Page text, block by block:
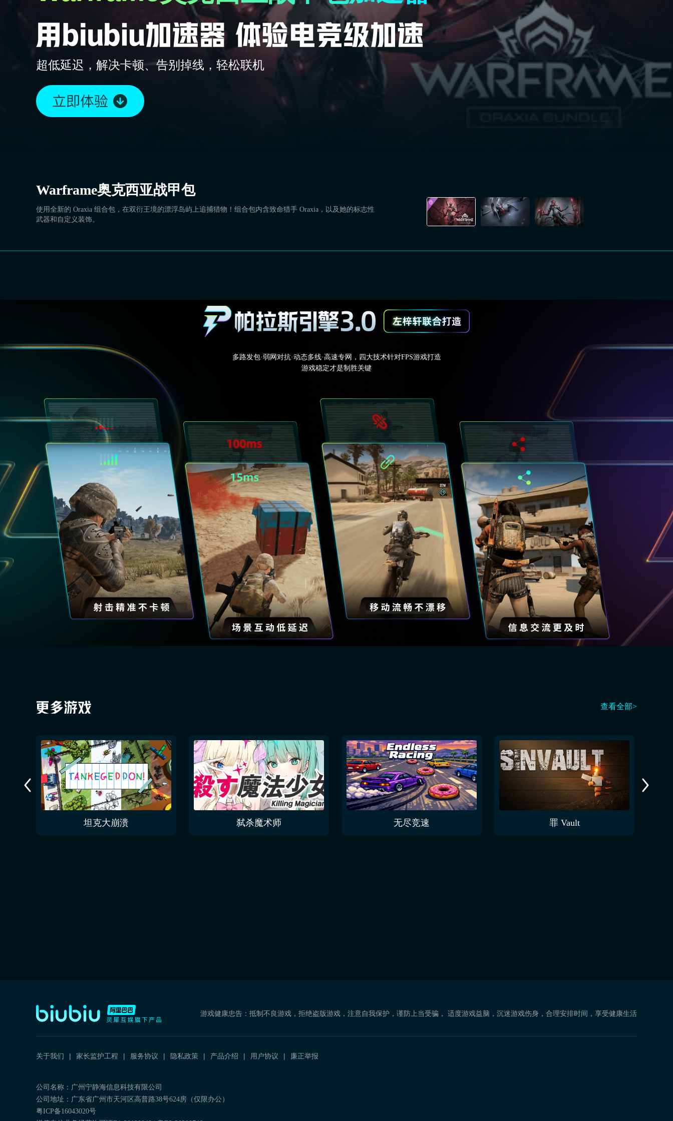
超低延迟，解决卡顿、告别掉线，轻松联机
Warframe奥克西亚战甲包
使用全新的 Oraxia 组合包，在双衍王境的漂浮岛屿上追捕猎物！组合包内含致命猎手 Oraxia，以及她的标志性
武器和自定义装饰。
多路发包·弱网对抗·动态多线·高速专网，四大技术针对FPS游戏打造
游戏稳定才是制胜关键
查看全部>
坦克大崩溃 弑杀魔术师 无尽竞速 罪 Vault
游戏健康忠告：抵制不良游戏，拒绝盗版游戏，注意自我保护，谨防上当受骗， 适度游戏益脑，沉迷游戏伤身，合理安排时间，享受健康生活
关于我们 家长监护工程 服务协议 隐私政策 产品介绍 用户协议 廉正举报
公司名称：广州宁静海信息科技有限公司
公司地址：广东省广州市天河区高普路38号624房（仅限办公）
粤ICP备16043020号